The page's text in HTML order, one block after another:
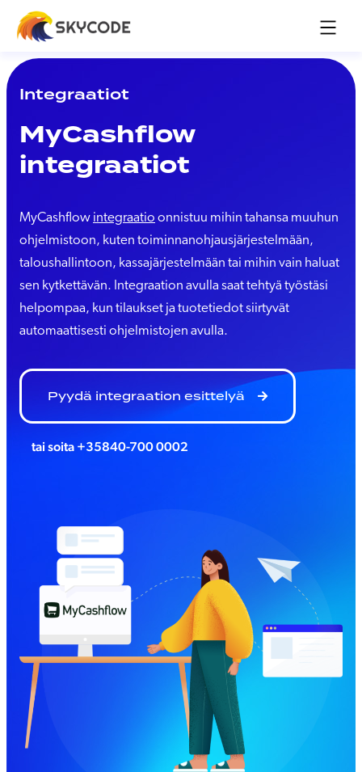
Integraatiot
MyCashflow
integraatiot
MyCashflow integraatio onnistuu mihin tahansa muuhun
ohjelmistoon, kuten toiminnanohjausjärjestelmään,
taloushallintoon, kassajärjestelmään tai mihin vain haluat
sen kytkettävän. Integraation avulla saat tehtyä työstäsi
helpompaa, kun tilaukset ja tuotetiedot siirtyvät
automaattisesti ohjelmistojen avulla.
Pyydä integraation esittelyä
tai soita +35840-700 0002